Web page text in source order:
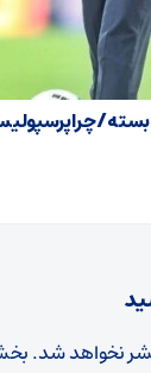
/ چرا
نخواهد شد.